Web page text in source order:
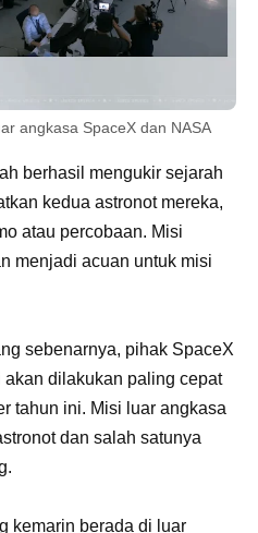
angkasa SpaceX dan NASA
berhasil mengukir sejarah
kedua astronot mereka,
atau percobaan. Misi
menjadi acuan untuk misi
sebenarnya, pihak SpaceX
dilakukan paling cepat
tahun ini. Misi luar angkasa
dan salah satunya
kemarin berada di luar